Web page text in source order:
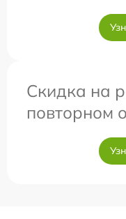
Скидка на
повторном